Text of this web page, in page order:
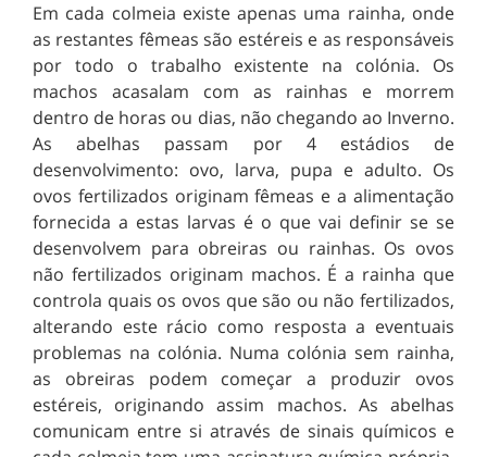
Em cada colmeia existe apenas uma rainha, onde
as restantes fêmeas são estéreis e as responsáveis
por todo o trabalho existente na colónia. Os
machos acasalam com as rainhas e morrem
dentro de horas ou dias, não chegando ao Inverno.
As abelhas passam por 4 estádios de
desenvolvimento: ovo, larva, pupa e adulto. Os
ovos fertilizados originam fêmeas e a alimentação
fornecida a estas larvas é o que vai definir se se
desenvolvem para obreiras ou rainhas. Os ovos
não fertilizados originam machos. É a rainha que
controla quais os ovos que são ou não fertilizados,
alterando este rácio como resposta a eventuais
problemas na colónia. Numa colónia sem rainha,
as obreiras podem começar a produzir ovos
estéreis, originando assim machos. As abelhas
comunicam entre si através de sinais químicos e